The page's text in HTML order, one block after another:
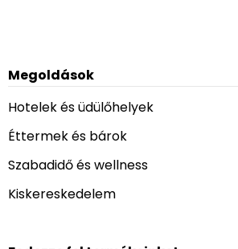
Megoldások
Hotelek és üdülőhelyek
Éttermek és bárok
Szabadidő és wellness
Kiskereskedelem